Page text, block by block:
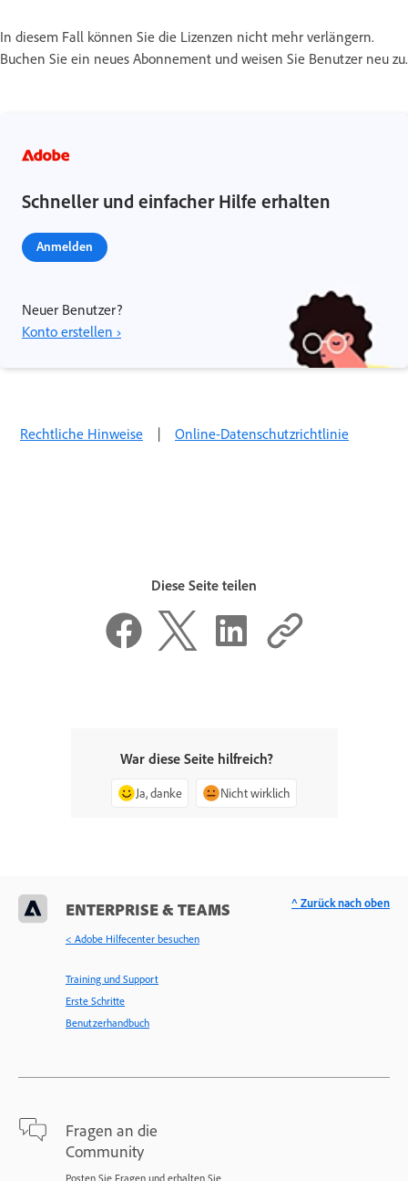
In diesem Fall können Sie die Lizenzen nicht mehr verlängern.
Buchen Sie ein neues Abonnement und weisen Sie Benutzer neu zu.
Schneller und einfacher Hilfe erhalten
Anmelden
Neuer Benutzer?
Konto erstellen ›
Rechtliche Hinweise | Online-Datenschutzrichtlinie
Diese Seite teilen
War diese Seite hilfreich?
Ja, danke Nicht wirklich
ENTERPRISE & TEAMS
< Adobe Hilfecenter besuchen
Training und Support
Erste Schritte
Benutzerhandbuch
Fragen an die
Community
Posten Sie Fragen und erhalten Sie
^ Zurück nach oben